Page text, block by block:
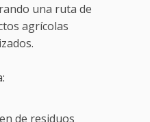
una ruta de
agrícolas
de residuos